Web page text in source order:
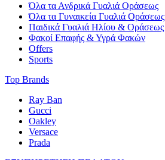
Όλα τα Ανδρικά Γυαλιά Οράσεως
Όλα τα Γυναικεία Γυαλιά Οράσεως
Παιδικά Γυαλιά Ηλίου & Οράσεως
Φακοί Επαφής & Υγρά Φακών
Offers
Sports
Top Brands
Ray Ban
Gucci
Oakley
Versace
Prada